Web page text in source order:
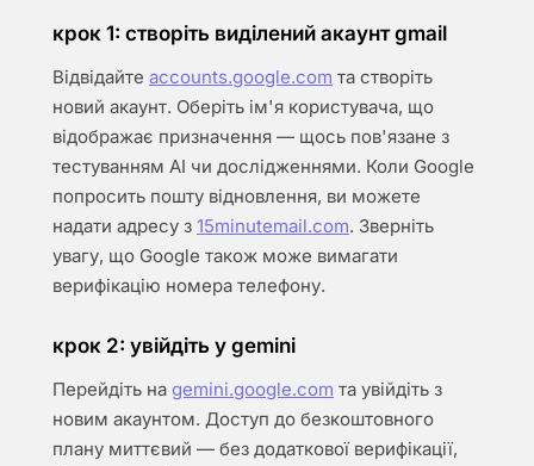
крок 1: створіть виділений акаунт gmail
Відвідайте accounts.google.com та створіть
новий акаунт. Оберіть ім'я користувача, що
відображає призначення — щось пов'язане з
тестуванням AI чи дослідженнями. Коли Google
попросить пошту відновлення, ви можете
надати адресу з 15minutemail.com. Зверніть
увагу, що Google також може вимагати
верифікацію номера телефону.
крок 2: увійдіть у gemini
Перейдіть на gemini.google.com та увійдіть з
новим акаунтом. Доступ до безкоштовного
плану миттєвий — без додаткової верифікації,